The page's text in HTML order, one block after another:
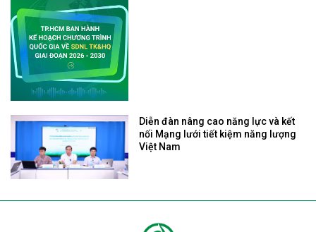
Diễn đàn nâng cao năng lực và kết
nối Mạng lưới tiết kiệm năng lượng
Việt Nam